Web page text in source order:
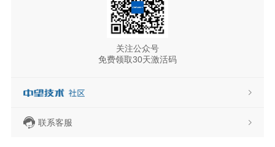
关注公众号
免费领取30天激活码
联系客服